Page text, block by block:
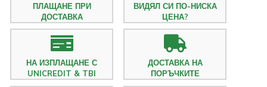
ПЛАЩАНЕ ПРИ
ДОСТАВКА
ВИДЯЛ СИ ПО-НИСКА
ЦЕНА?
НА ИЗПЛАЩАНЕ С
UNICREDIT & TBI
ДОСТАВКА НА
ПОРЪЧКИТЕ